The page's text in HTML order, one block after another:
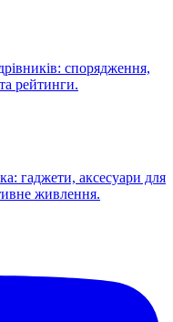
спорядження,
рейтинги.
гаджети, аксесуари для
живлення.